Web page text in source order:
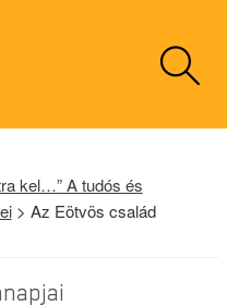
kel…” A tudós és
> Az Eötvös család